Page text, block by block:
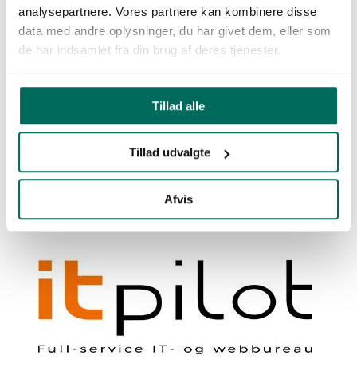
analysepartnere. Vores partnere kan kombinere disse
data med andre oplysninger, du har givet dem, eller som
de har indsamlet fra din brug af deres tjenester.
Tillad alle
Tillad udvalgte
Afvis